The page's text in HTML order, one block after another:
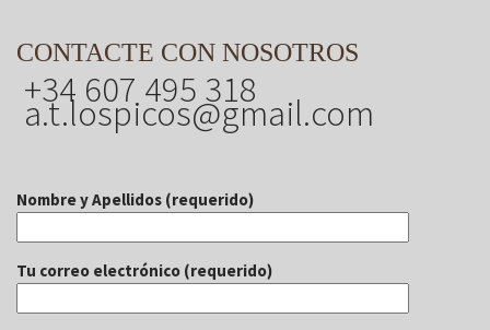
CONTACTE CON NOSOTROS
+34 607 495 318
a.t.lospicos@gmail.com
Nombre y Apellidos (requerido)
Tu correo electrónico (requerido)